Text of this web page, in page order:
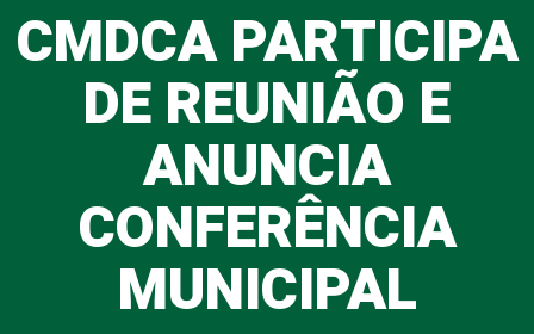
CMDCA PARTICIPA
DE REUNIÃO E
ANUNCIA
CONFERÊNCIA
MUNICIPAL